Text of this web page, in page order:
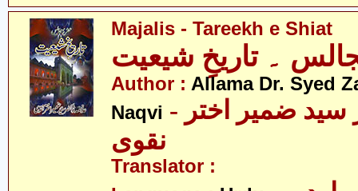
Majalis - Tareekh e Shiat
۔ تاریخِ شیعیت
Author : Allama Dr. Syed
Naqvi - علامہ ڈاکٹر سید ضمیر اختر
نقوی
Translator :